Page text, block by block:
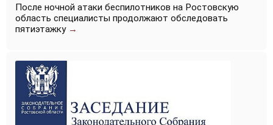
После ночной атаки беспилотников на Ростовскую
область специалисты продолжают обследовать
пятиэтажку →